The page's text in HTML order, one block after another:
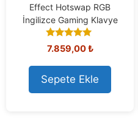
Effect Hotswap RGB
İngilizce Gaming Klavye
5.00
out of 5
7.859,00₺
Sepete Ekle